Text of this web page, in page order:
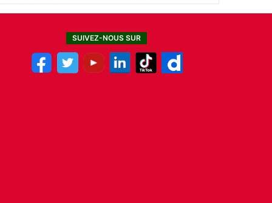
SUIVEZ-NOUS SUR